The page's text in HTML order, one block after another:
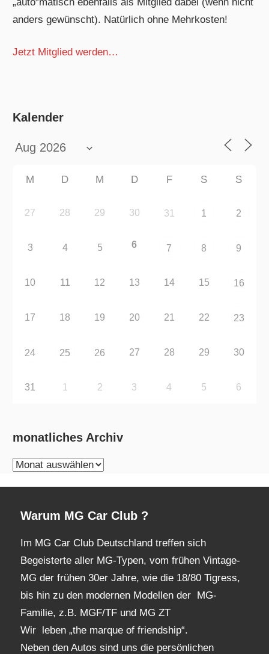
anders gewünscht). Natürlich ohne Mehrkosten!
Jetzt Mitglied werden…
Kalender
M D M D F S S
27 28 29 30 31 1 2
3 4 5 6 7 8 9
10 11 12 13 14 15 16
17 18 19 20 21 22 23
24 25 26 27 28 29 30
31 1 2 3 4 5 6
monatliches Archiv
monatliches
Warum MG Car Club ?
Im MG Car Club Deutschland treffen sich
Begeisterte aller MG-Typen, vom frühen Vintage-
MG der frühen 30er Jahre, wie die 18/80 Tigress,
bis hin zu den modernen Modellen der MG-
Familie, z.B. MGF/TF und MG ZT
Wir leben „the marque of friendship“.
Neben den Autos sind uns die persönlichen